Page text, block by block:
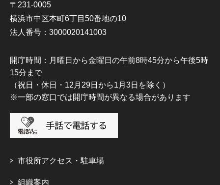
〒231-0005
横浜市中区本町6丁目50番地の10
法人番号：3000020141003
開庁時間：月曜日から金曜日の午前8時45分から午後5時
15分まで
（祝日・休日・12月29日から1月3日を除く）
※一部の窓口では開庁時間が異なる場合があります
市役所アクセス・駐車場
組織案内